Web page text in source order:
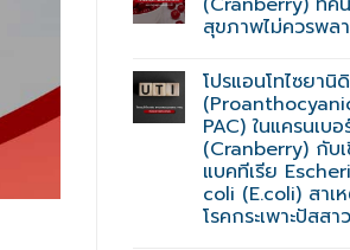
สุขภาพไม่ควรพล
โปรแอนโทไซยานิ
PAC) ในแครนเบอ
(Cranberry) กับ
แบคทีเรีย
coli (E.coli) สาเ
โรคกระเพาะปัสสา